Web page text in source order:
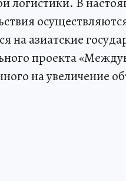
на азиатские
проекта
на увеличение